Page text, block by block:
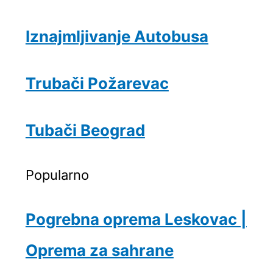
Iznajmljivanje Autobusa
Trubači Požarevac
Tubači Beograd
Popularno
Pogrebna oprema Leskovac |
Oprema za sahrane